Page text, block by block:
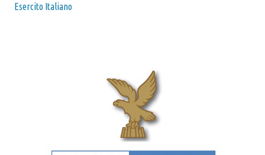
Esercito Italiano